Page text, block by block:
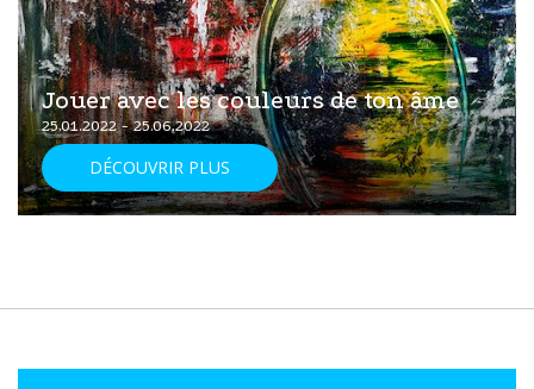
Jouer avec les couleurs de ton âme
25.01.2022 - 25.06.2022
DÉCOUVRIR PLUS